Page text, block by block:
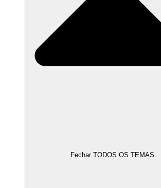
Fechar TODOS OS TEMAS